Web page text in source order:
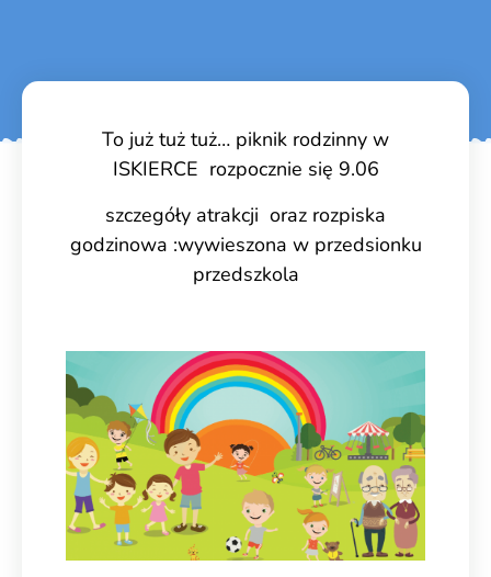
To już tuż tuż… piknik rodzinny w
ISKIERCE rozpocznie się 9.06
szczegóły atrakcji oraz rozpiska
godzinowa :wywieszona w przedsionku
przedszkola